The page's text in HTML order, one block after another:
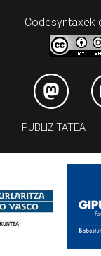
Codesyntaxek
PUBLIZITATEA